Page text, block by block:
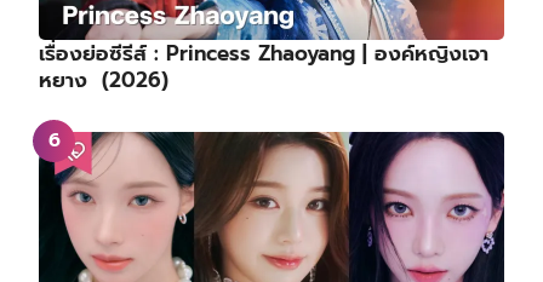
เรื่องย่อซีรีส์ : Princess Zhaoyang | องค์หญิงเจา
หยาง (2026)